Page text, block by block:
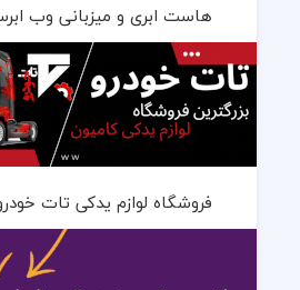
هاست ابری و میزبانی وب
فروشگاه لوازم یدکی تات